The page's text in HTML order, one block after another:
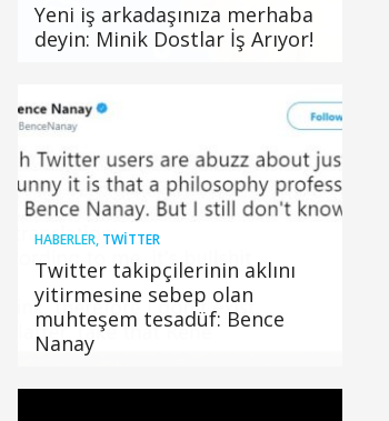
Yeni iş arkadaşınıza merhaba
deyin: Minik Dostlar İş Arıyor!
HABERLER, TWITTER
Twitter takipçilerinin aklını
yitirmesine sebep olan
muhteşem tesadüf: Bence
Nanay